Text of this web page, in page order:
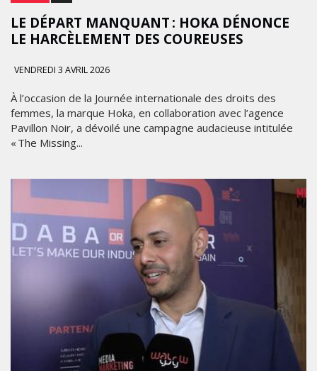
LE DÉPART MANQUANT : HOKA DÉNONCE
LE HARCÈLEMENT DES COUREUSES
VENDREDI 3 AVRIL 2026
À l’occasion de la Journée internationale des droits des
femmes, la marque Hoka, en collaboration avec l’agence
Pavillon Noir, a dévoilé une campagne audacieuse intitulée
« The Missing...